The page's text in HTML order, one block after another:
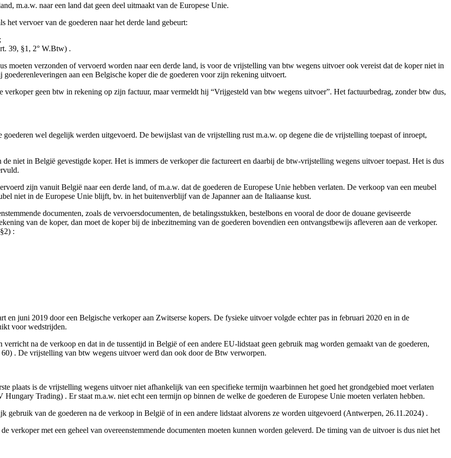
m.a.w. naar een land dat geen deel uitmaakt van de Europese Unie.
vervoer van de goederen naar het derde land gebeurt:
39, §1, 2° W.Btw) .
moeten verzonden of vervoerd worden naar een derde land, is voor de vrijstelling van btw wegens uitvoer ook vereist dat de koper niet in
aan een Belgische koper die de goederen voor zijn rekening uitvoert.
geen btw in rekening op zijn factuur, maar vermeldt hij “Vrijgesteld van btw wegens uitvoer”. Het factuurbedrag, zonder btw dus,
goederen wel degelijk werden uitgevoerd. De bewijslast van de vrijstelling rust m.a.w. op degene die de vrijstelling toepast of inroept,
niet in België gevestigde koper. Het is immers de verkoper die factureert en daarbij de btw-vrijstelling wegens uitvoer toepast. Het is dus
zijn vanuit België naar een derde land, of m.a.w. dat de goederen de Europese Unie hebben verlaten. De verkoop van een meubel
niet in de Europese Unie blijft, bv. in het buitenverblijf van de Japanner aan de Italiaanse kust.
documenten, zoals de vervoersdocumenten, de betalingsstukken, bestelbons en vooral de door de douane geviseerde
van de koper, dan moet de koper bij de inbezitneming van de goederen bovendien een ontvangstbewijs afleveren aan de verkoper.
:
en juni 2019 door een Belgische verkoper aan Zwitserse kopers. De fysieke uitvoer volgde echter pas in februari 2020 en in de
voor wedstrijden.
na de verkoop en dat in de tussentijd in België of een andere EU-lidstaat geen gebruik mag worden gemaakt van de goederen,
. De vrijstelling van btw wegens uitvoer werd dan ook door de Btw verworpen.
plaats is de vrijstelling wegens uitvoer niet afhankelijk van een specifieke termijn waarbinnen het goed het grondgebied moet verlaten
Trading) . Er staat m.a.w. niet echt een termijn op binnen de welke de goederen de Europese Unie moeten verlaten hebben.
van de goederen na de verkoop in België of in een andere lidstaat alvorens ze worden uitgevoerd (Antwerpen, 26.11.2024) .
verkoper met een geheel van overeenstemmende documenten moeten kunnen worden geleverd. De timing van de uitvoer is dus niet het